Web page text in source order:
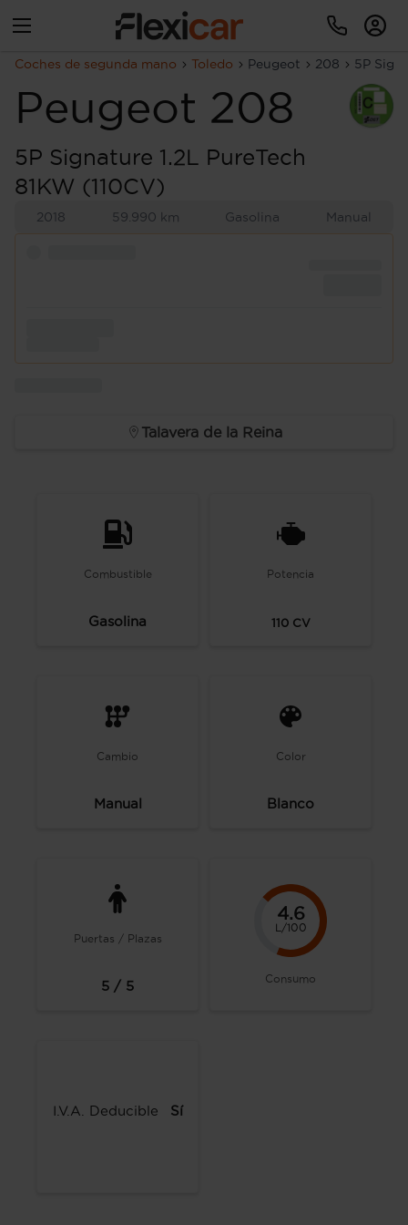
Coches de segunda mano Toledo Peugeot 208 5P
Peugeot 208
5P Signature 1.2L PureTech
81KW (110CV)
2018 59.990 km Gasolina Manual
Talavera de la Reina
Combustible
Gasolina
Potencia
110CV
Cambio
Manual
Color
Blanco
Puertas / Plazas
5 / 5
4.6
L/100
Consumo
I.V.A. Deducible Sí